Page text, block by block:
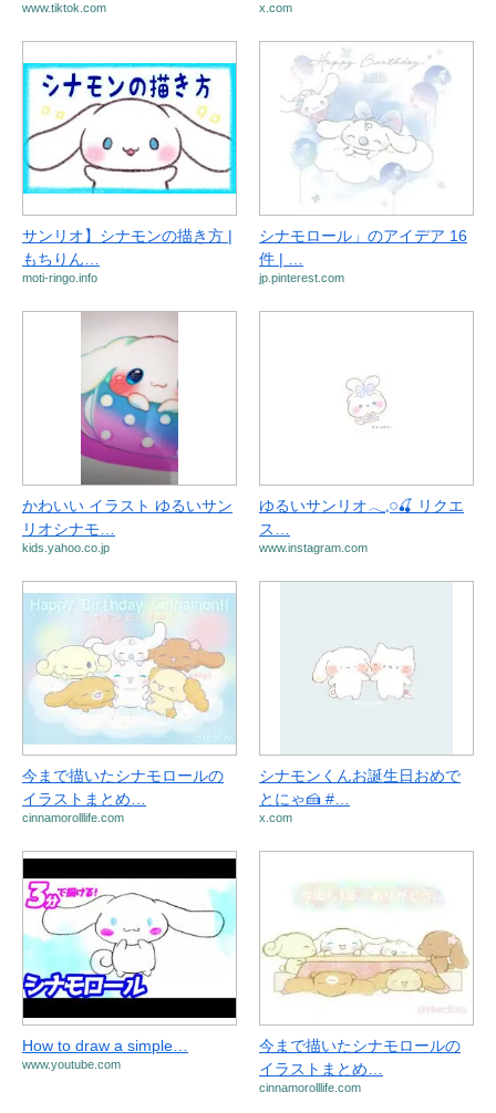
www.tiktok.com x.com
サンリオ】シナモンの描き方 |
もちりん…
moti-ringo.info
シナモロール」のアイデア 16
件 | …
jp.pinterest.com
かわいい イラスト ゆるいサン
リオシナモ…
kids.yahoo.co.jp
ゆるいサンリオ𓂃𓈒𓏸🍒 リクエ
ス…
www.instagram.com
今まで描いたシナモロールの
イラストまとめ…
cinnamorolllife.com
シナモンくんお誕生日おめで
とにゃ🍰 #…
x.com
How to draw a simple…
www.youtube.com
今まで描いたシナモロールの
イラストまとめ…
cinnamorolllife.com